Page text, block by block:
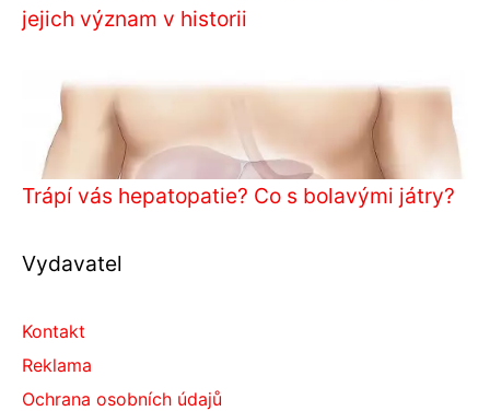
jejich význam v historii
Trápí vás hepatopatie? Co s bolavými játry?
Vydavatel
Kontakt
Reklama
Ochrana osobních údajů